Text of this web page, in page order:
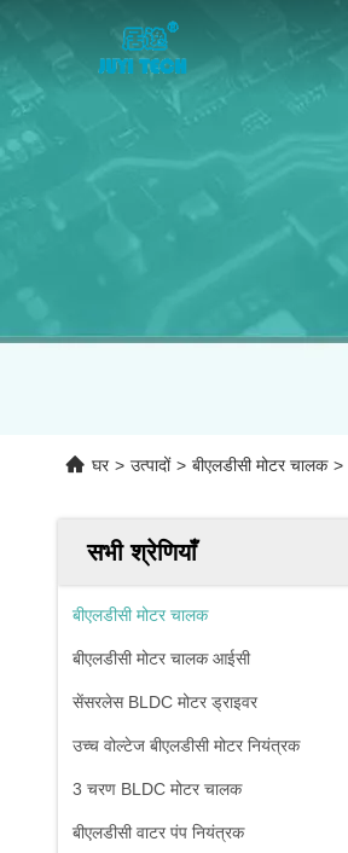
घर > उत्पादों > बीएलडीसी मोटर चालक >
सभी श्रेणियाँ
बीएलडीसी मोटर चालक
बीएलडीसी मोटर चालक आईसी
सेंसरलेस BLDC मोटर ड्राइवर
उच्च वोल्टेज बीएलडीसी मोटर नियंत्रक
3 चरण BLDC मोटर चालक
बीएलडीसी वाटर पंप नियंत्रक